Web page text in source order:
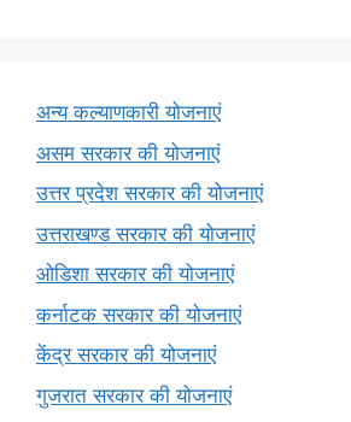
अन्य कल्याणकारी योजनाएं
असम सरकार की योजनाएं
उत्तर प्रदेश सरकार की योजनाएं
उत्तराखण्ड सरकार की योजनाएं
ओडिशा सरकार की योजनाएं
कर्नाटक सरकार की योजनाएं
केंद्र सरकार की योजनाएं
गुजरात सरकार की योजनाएं